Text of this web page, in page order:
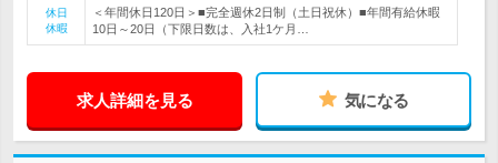
休日
休暇
＜年間休日120日＞■完全週休2日制（土日祝休）■年間有給休暇
10日～20日（下限日数は、入社1ケ月…
求人詳細を見る 気になる